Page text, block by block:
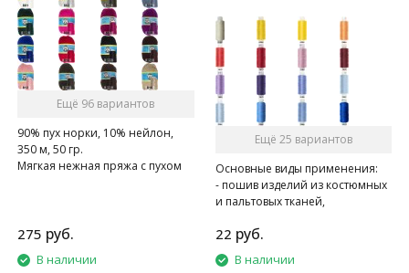
Ещё 96 вариантов
90% пух норки, 10% нейлон,
350 м, 50 гр.
Мягкая нежная пряжа с пухом
275 руб.
В наличии
Ещё 25 вариантов
Основные виды применения:
- пошив изделий из костюмных
и пальтовых тканей,
- при швейно-клеевом
скреплении книг в типографии
22 руб.
В наличии